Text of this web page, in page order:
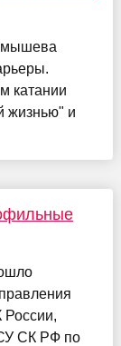
катании
жизнью" и
России,
СК РФ по